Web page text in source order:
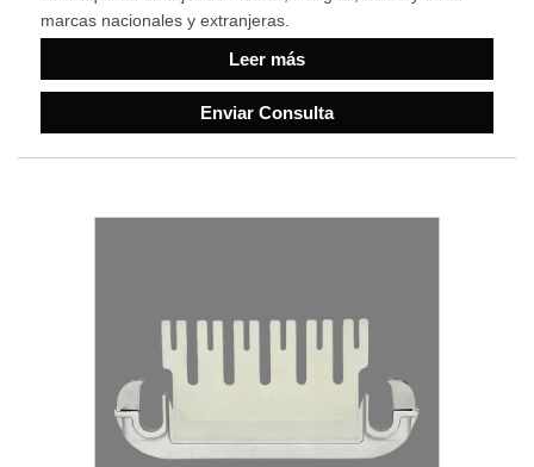
marcas nacionales y extranjeras.
Leer más
Enviar Consulta